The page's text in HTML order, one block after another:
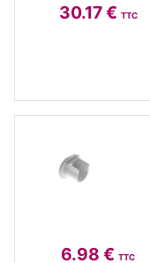
30.17 € TTC
6.98 € TTC